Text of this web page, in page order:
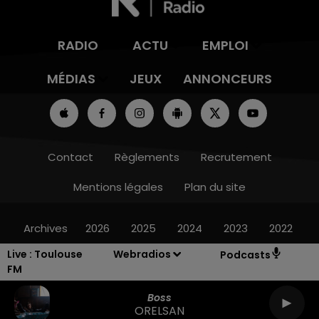
Live : Toulouse
FM
Webradios Podcasts
Boss
ORELSAN
RADIO ACTU
EMPLOI
MÉDIAS
JEUX ANNONCEURS
Contact Règlements
Recrutement
Mentions légales
Plan du site
Archives 2026 2025 2024 2023 2022